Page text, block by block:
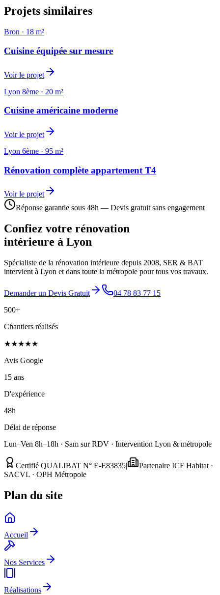
Projets similaires
Bron · 18 m²
Cuisine équipée sur mesure
Voir le projet
Lyon 8ème · 20 m²
Cuisine américaine moderne
Voir le projet
Lyon 6ème · 95 m²
Rénovation complète appartement T4
Voir le projet
Réponse garantie sous 48h — Devis gratuit sans engagement
Confiez votre rénovation
intérieure à Lyon
Spécialiste de la rénovation intérieure depuis 2008, SER & BAT
intervient à Lyon et dans toute la métropole pour tous vos travaux.
Demander un Devis Gratuit
04 78 83 77 15
500+
Chantiers réalisés
★★★★★
Avis Google
15 ans
D'expérience
48h
Délai de réponse
Lun–Ven 8h–18h · Sam sur RDV · Intervention Lyon & métropole
Certifié QUALIBAT N° E-E83835|
Partenaire ICF Habitat ·
SACVL · OPH Métropole
Plan du site
Accueil
Nos Services
Réalisations